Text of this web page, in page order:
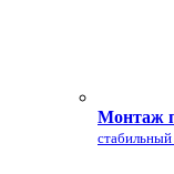
Монтаж